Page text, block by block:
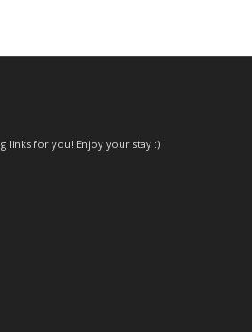
links for you! Enjoy your stay :)